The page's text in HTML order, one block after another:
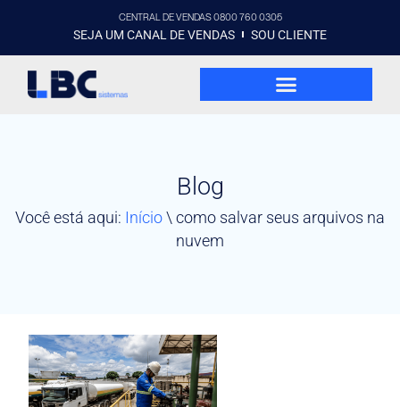
CENTRAL DE VENDAS 0800 760 0305
SEJA UM CANAL DE VENDAS SOU CLIENTE
Blog
Você está aqui: Início\ como salvar seus arquivos na
nuvem